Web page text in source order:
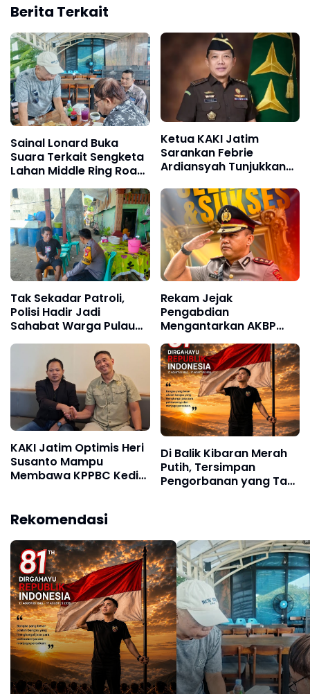
Berita Terkait
Sainal Lonard Buka
Suara Terkait Sengketa
Lahan Middle Ring Road:
Bukan Makelar!
Ketua KAKI Jatim
Sarankan Febrie
Ardiansyah Tunjukkan
Proses Hukum, Bukan
Ajukan Praperadilan
Tak Sekadar Patroli,
Polisi Hadir Jadi
Sahabat Warga Pulau
Barrang Lompo
Rekam Jejak
Pengabdian
Mengantarkan AKBP
Restu Wijayanto ke
Jabatan Strategis di
Divhubinter Polri
KAKI Jatim Optimis Heri
Susanto Mampu
Membawa KPPBC Kediri
Di Balik Kibaran Merah
Putih, Tersimpan
Pengorbanan yang Tak
Rekomendasi